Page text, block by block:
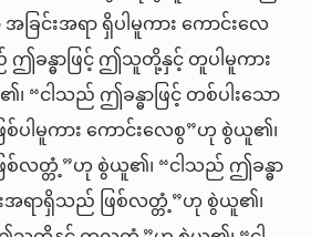
ြင်းအရာ ရှိပါမူကား ကောင်းလေ
ခန္ဓာဖြင့် ဤသူတို့နှင့် တူပါမူကား
“ငါသည် ဤခန္ဓာဖြင့် တစ်ပါးသော
ြစ်ပါမူကား ကောင်းလေစွ”ဟု စွဲယူ၏၊
ြစ်လတ္တံ့”ဟု စွဲယူ၏၊ “ငါသည် ဤခန္ဓာ
အရာရှိသည် ဖြစ်လတ္တံ့”ဟု စွဲယူ၏၊